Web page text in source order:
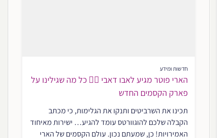
חדשות ומידע
הארי פוטר מגיע לאבו דאבי 🧙‍♂️ כל מה שגילינו על
פארק הקסמים החדש
תכינו את השרביטים ותנקו את הגלימות, כי מכתב
הקבלה שלכם להוגוורטס עומד להגיע… ישירות מאיחוד
האמירויות! כן, שמעתם נכון. עולם הקסמים של הארי